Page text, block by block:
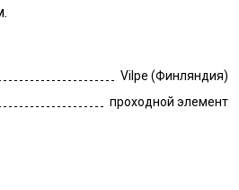
Vilpe (Финляндия)
проходной элемент